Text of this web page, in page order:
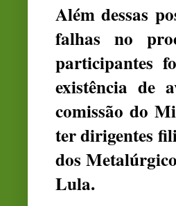
Além dessas
falhas no
participantes
existência de
comissão do
ter dirigentes
dos
Lula.